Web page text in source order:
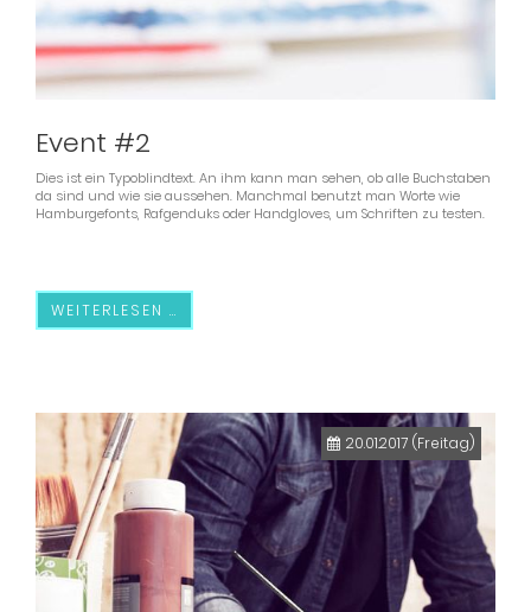
Event #2
Dies ist ein Typoblindtext. An ihm kann man sehen, ob alle Buchstaben
da sind und wie sie aussehen. Manchmal benutzt man Worte wie
Hamburgefonts, Rafgenduks oder Handgloves, um Schriften zu testen.
WEITERLESEN …
20.01.2017 (Freitag)